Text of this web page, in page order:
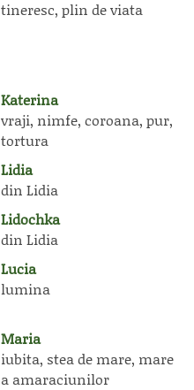
tineresc, plin de viata
Katerina
vraji, nimfe, coroana, pur,
tortura
Lidia
din Lidia
Lidochka
din Lidia
Lucia
lumina
Maria
iubita, stea de mare, mare
a amaraciunilor